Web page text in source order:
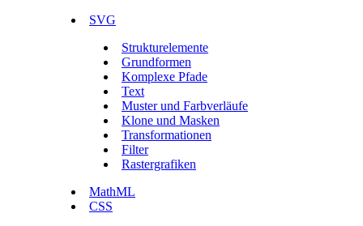
SVG
Strukturelemente
Grundformen
Komplexe Pfade
Text
Muster und Farbverläufe
Klone und Masken
Transformationen
Filter
Rastergrafiken
MathML
CSS